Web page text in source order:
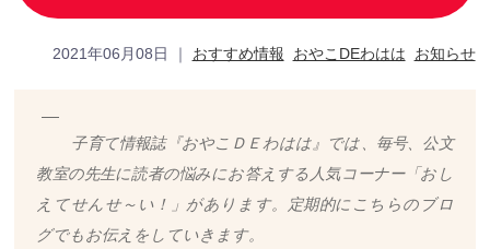
2021年06月08日 ｜ おすすめ情報 おやこDEわはは お知らせ
子育て情報誌『おやこＤＥわはは』では、毎号、公文
教室の先生に読者の悩みにお答えする人気コーナー「おし
えてせんせ～い！」があります。定期的にこちらのブロ
グでもお伝えをしていきます。